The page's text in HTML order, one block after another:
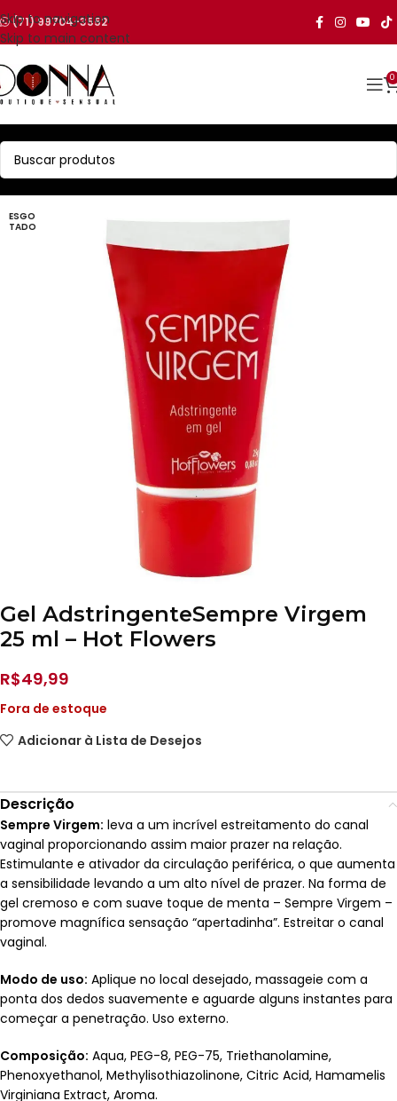
Skip to navigation
Skip to main content
(71) 99704-3552
0
ESGO
TADO
Gel AdstringenteSempre Virgem
25 ml – Hot Flowers
R$49,99
Fora de estoque
Adicionar à Lista de Desejos
Descrição
Sempre Virgem: leva a um incrível estreitamento do canal
vaginal proporcionando assim maior prazer na relação.
Estimulante e ativador da circulação periférica, o que aumenta
a sensibilidade levando a um alto nível de prazer. Na forma de
gel cremoso e com suave toque de menta – Sempre Virgem –
promove magnífica sensação “apertadinha”. Estreitar o canal
vaginal.
Modo de uso: Aplique no local desejado, massageie com a
ponta dos dedos suavemente e aguarde alguns instantes para
começar a penetração. Uso externo.
Composição: Aqua, PEG-8, PEG-75, Triethanolamine,
Phenoxyethanol, Methylisothiazolinone, Citric Acid, Hamamelis
Virginiana Extract, Aroma.